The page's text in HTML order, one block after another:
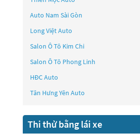
Auto Nam Sài Gòn
Long Việt Auto
Salon Ô Tô Kim Chi
Salon Ô Tô Phong Linh
HĐC Auto
Tân Hưng Yên Auto
Thi thử bằng lái xe